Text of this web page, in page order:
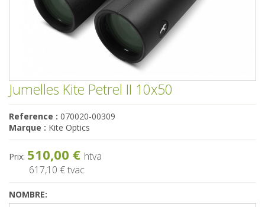
Jumelles Kite Petrel II 10x50
Reference : 070020-00309
Marque : Kite Optics
Prix: 510,00 € htva
617,10 €tvac
NOMBRE: